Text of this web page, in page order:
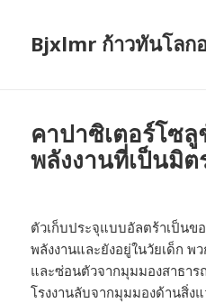
Bjxlmr ก้าวทันโลก
คาปาซิเตอร์โซ
พลังงานที่เป็นมิ
ตัวเก็บประจุแบบอัลตร้าเป็นข
พลังงานและยังอยู่ในวัยเด็ก พ
และซ่อนตัวจากมุมมองสาธา
โรงงานลับจากมุมมองด้านสิ่ง